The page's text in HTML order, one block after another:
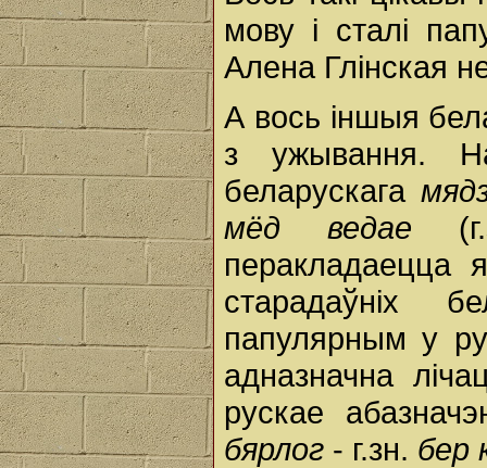
мову і сталі
Алена Глінская
А вось іншыя
з ужывання.
беларускага
мёд ведае
перакладаецца
старадаўніх
папулярным у
адназначна
рускае
бярлог - г.зн. бер